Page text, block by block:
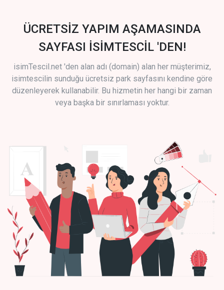
ÜCRETSİZ YAPIM AŞAMASINDA
SAYFASI İSİMTESCİL 'DEN!
isimTescil.net 'den alan adı (domain) alan her müşterimiz,
isimtescilin sunduğu ücretsiz park sayfasını kendine göre
düzenleyerek kullanabilir. Bu hizmetin her hangi bir zaman
veya başka bir sınırlaması yoktur.